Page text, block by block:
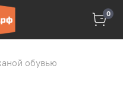
0
обувью